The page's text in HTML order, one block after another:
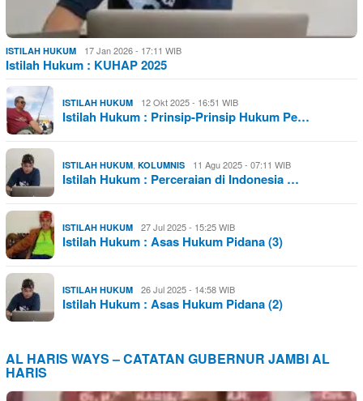
ISTILAH HUKUM 17 Jan 2026 - 17:11 WIB
Istilah Hukum : KUHAP 2025
ISTILAH HUKUM 12 Okt 2025 - 16:51 WIB
Istilah Hukum : Prinsip-Prinsip Hukum Pe…
ISTILAH HUKUM, KOLUMNIS 11 Agu 2025 - 07:11 WIB
Istilah Hukum : Perceraian di Indonesia …
ISTILAH HUKUM 27 Jul 2025 - 15:25 WIB
Istilah Hukum : Asas Hukum Pidana (3)
ISTILAH HUKUM 26 Jul 2025 - 14:58 WIB
Istilah Hukum : Asas Hukum Pidana (2)
AL HARIS WAYS – CATATAN GUBERNUR JAMBI AL
HARIS